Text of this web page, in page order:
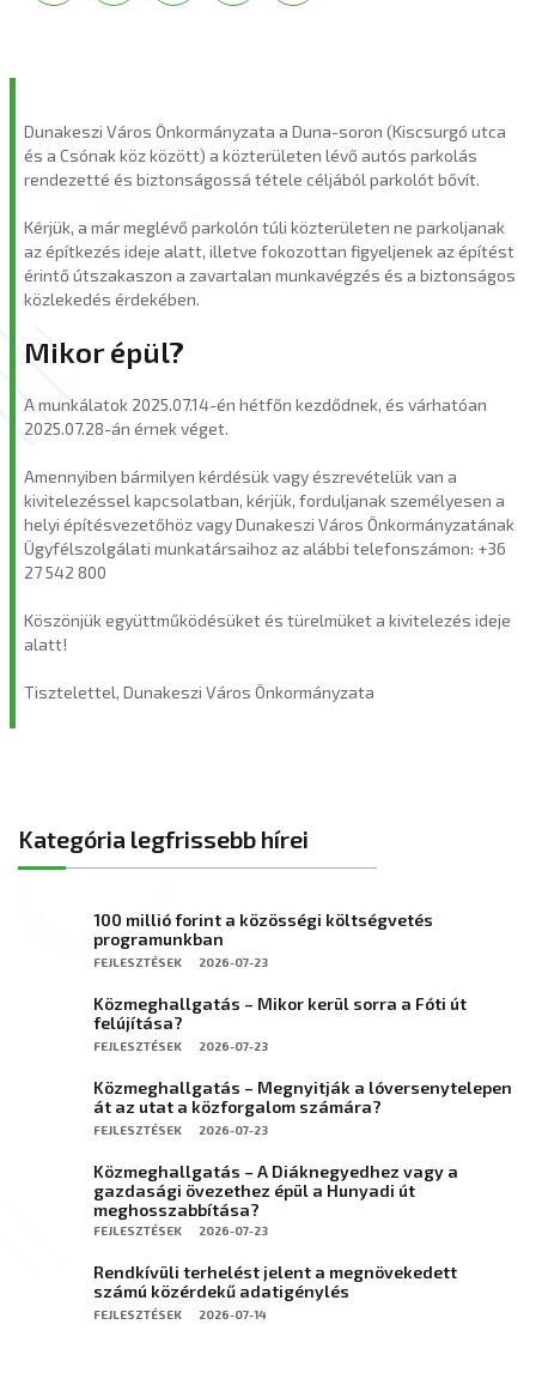
Dunakeszi Város Önkormányzata a Duna-soron (Kiscsurgó utca
és a Csónak köz között) a közterületen lévő autós parkolás
rendezetté és biztonságossá tétele céljából parkolót bővít.
Kérjük, a már meglévő parkolón túli közterületen ne parkoljanak
az építkezés ideje alatt, illetve fokozottan figyeljenek az építést
érintő útszakaszon a zavartalan munkavégzés és a biztonságos
közlekedés érdekében.
Mikor épül?
A munkálatok 2025.07.14-én hétfőn kezdődnek, és várhatóan
2025.07.28-án érnek véget.
Amennyiben bármilyen kérdésük vagy észrevételük van a
kivitelezéssel kapcsolatban, kérjük, forduljanak személyesen a
helyi építésvezetőhöz vagy Dunakeszi Város Önkormányzatának
Ügyfélszolgálati munkatársaihoz az alábbi telefonszámon: +36
27 542 800
Köszönjük együttműködésüket és türelmüket a kivitelezés ideje
alatt!
Tisztelettel, Dunakeszi Város Önkormányzata
Kategória legfrissebb hírei
100 millió forint a közösségi költségvetés
programunkban
FEJLESZTÉSEK 2026-07-23
Közmeghallgatás – Mikor kerül sorra a Fóti út
felújítása?
FEJLESZTÉSEK 2026-07-23
Közmeghallgatás – Megnyitják a lóversenytelepen
át az utat a közforgalom számára?
FEJLESZTÉSEK 2026-07-23
Közmeghallgatás – A Diáknegyedhez vagy a
gazdasági övezethez épül a Hunyadi út
meghosszabbítása?
FEJLESZTÉSEK 2026-07-23
Rendkívüli terhelést jelent a megnövekedett
számú közérdekű adatigénylés
FEJLESZTÉSEK 2026-07-14